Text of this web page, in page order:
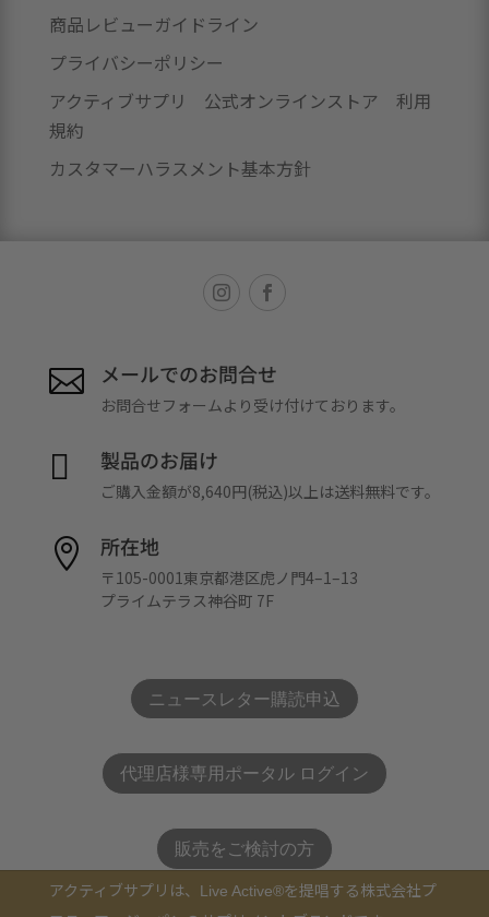
商品レビューガイドライン
プライバシーポリシー
アクティブサプリ 公式オンラインストア 利用
規約
カスタマーハラスメント基本方針
 メールでのお問合せ
お問合せフォームより受け付けております。
 製品のお届け
ご購入金額が8,640円(税込)以上は送料無料です。
 所在地
〒105-0001東京都港区虎ノ門4–1–13
プライムテラス神谷町 7F
ニュースレター購読申込
代理店様専用ポータル ログイン
販売をご検討の方
アクティブサプリは、 Live Active®を提唱する株式会社プ